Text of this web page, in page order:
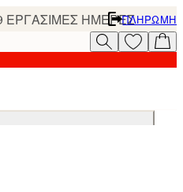
ΕΡΓΑΣΙΜΕΣ ΗΜΕΡΕΣΠΛΗΡΩΜΉ